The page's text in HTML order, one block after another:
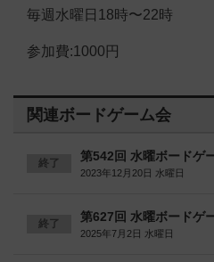
毎週水曜日18時〜22時
参加費:1000円
関連ボードゲーム会
終了 第542回 水曜ボードゲ
2023年12月20日 水曜日
終了 第627回 水曜ボードゲ
2025年7月2日 水曜日